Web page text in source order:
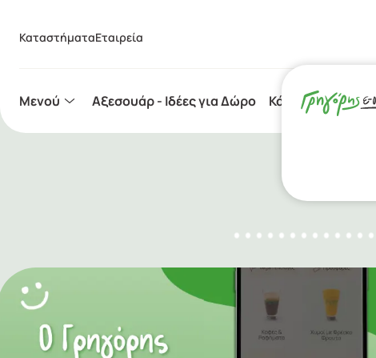
ΚαταστήματαΕταιρεία
Μενού Aξεσουάρ - Ιδέες για Δώρο Κάψουλες